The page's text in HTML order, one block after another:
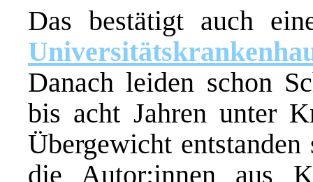
Das bestätigt auch
Danach leiden schon
bis acht Jahren unter
Übergewicht
die Autor:innen aus